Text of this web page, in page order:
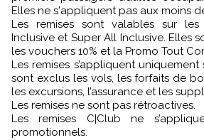
Elles ne s'appliquent pas aux moins
Les remises sont valables sur les
Inclusive et Super All Inclusive. Elles
les vouchers 10% et la Promo Tout
Les remises s’appliquent
sont exclus les vols, les forfaits de
les excursions, l’assurance et les
Les remises ne sont pas rétroactives.
Les remises C|Club ne
promotionnels.